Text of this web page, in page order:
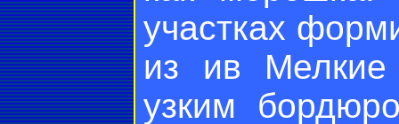
участках
из ив
узким